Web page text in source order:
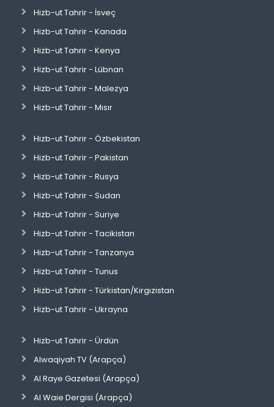
Hizb-ut Tahrir - İsveç
Hizb-ut Tahrir - Kanada
Hizb-ut Tahrir - Kenya
Hizb-ut Tahrir - Lübnan
Hizb-ut Tahrir - Malezya
Hizb-ut Tahrir - Mısır
Hizb-ut Tahrir - Özbekistan
Hizb-ut Tahrir - Pakistan
Hizb-ut Tahrir - Rusya
Hizb-ut Tahrir - Sudan
Hizb-ut Tahrir - Suriye
Hizb-ut Tahrir - Tacikistan
Hizb-ut Tahrir - Tanzanya
Hizb-ut Tahrir - Tunus
Hizb-ut Tahrir - Türkistan/Kırgızistan
Hizb-ut Tahrir - Ukrayna
Hizb-ut Tahrir - Ürdün
Alwaqiyah TV (Arapça)
Al Raye Gazetesi (Arapça)
Al Waie Dergisi (Arapça)